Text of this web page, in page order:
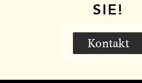
SIE!
Kontakt